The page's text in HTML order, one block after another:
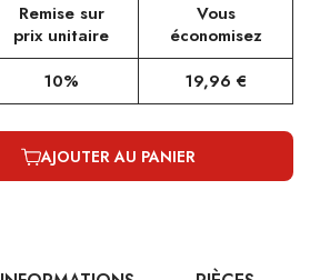
Remise sur
prix unitaire
Vous
économisez
10% 19,96 €
AJOUTER AU PANIER